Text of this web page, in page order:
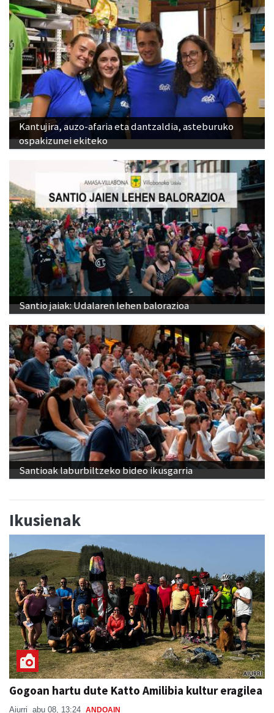
Kantujira, auzo-afaria eta dantzaldia, asteburuko
ospakizunei ekiteko
Santio jaiak: Udalaren lehen balorazioa
Santioak laburbiltzeko bideo ikusgarria
Ikusienak
Gogoan hartu dute Katto Amilibia kultur eragilea
Aiurri abu 08, 13:24 ANDOAIN